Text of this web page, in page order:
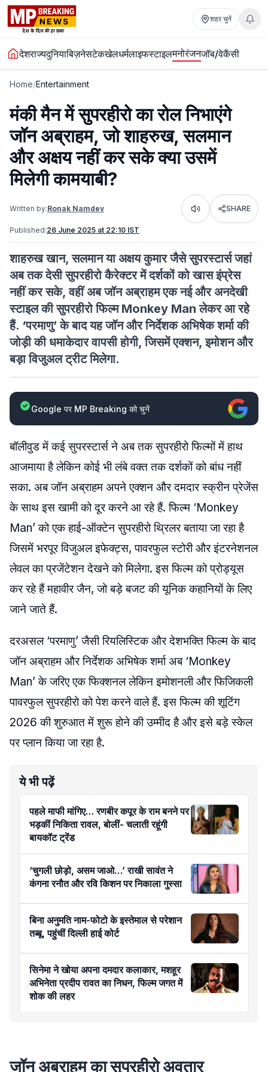
शहर चुनें
देशराज्यदुनियाबिज़नेसटेकखेलधर्मलाइफस्टाइलमनोरंजनजॉब/वेकैंसी
Home/Entertainment
मंकी मैन में सुपरहीरो का रोल निभाएंगे
जॉन अब्राहम, जो शाहरुख, सलमान
और अक्षय नहीं कर सके क्या उसमें
मिलेगी कामयाबी?
Written by:Ronak Namdev Listen SHARE
Published:26 June 2025 at 22:10 IST
शाहरुख खान, सलमान या अक्षय कुमार जैसे सुपरस्टार्स जहां
अब तक देसी सुपरहीरो कैरेक्टर में दर्शकों को खास इंप्रेस
नहीं कर सके, वहीं अब जॉन अब्राहम एक नई और अनदेखी
स्टाइल की सुपरहीरो फिल्म Monkey Man लेकर आ रहे
हैं. ‘परमाणु’ के बाद यह जॉन और निर्देशक अभिषेक शर्मा की
जोड़ी की धमाकेदार वापसी होगी, जिसमें एक्शन, इमोशन और
बड़ा विजुअल ट्रीट मिलेगा.
Google पर MP Breaking को चुनें
बॉलीवुड में कई सुपरस्टार्स ने अब तक सुपरहीरो फिल्मों में हाथ
आजमाया है लेकिन कोई भी लंबे वक्त तक दर्शकों को बांध नहीं
सका. अब जॉन अब्राहम अपने एक्शन और दमदार स्क्रीन प्रेजेंस
के साथ इस खामी को दूर करने आ रहे हैं. फिल्म ‘Monkey
Man’ को एक हाई-ऑक्टेन सुपरहीरो थ्रिलर बताया जा रहा है
जिसमें भरपूर विजुअल इफेक्ट्स, पावरफुल स्टोरी और इंटरनेशनल
लेवल का प्रजेंटेशन देखने को मिलेगा. इस फिल्म को प्रोड्यूस
कर रहे हैं महावीर जैन, जो बड़े बजट की यूनिक कहानियों के लिए
जाने जाते हैं.
दरअसल ‘परमाणु’ जैसी रियलिस्टिक और देशभक्ति फिल्म के बाद
जॉन अब्राहम और निर्देशक अभिषेक शर्मा अब ‘Monkey
Man’ के जरिए एक फिक्शनल लेकिन इमोशनली और फिजिकली
पावरफुल सुपरहीरो को पेश करने वाले हैं. इस फिल्म की शूटिंग
2026 की शुरुआत में शुरू होने की उम्मीद है और इसे बड़े स्केल
पर प्लान किया जा रहा है.
ये भी पढ़ें
पहले माफी मांगिए… रणबीर कपूर के राम बनने पर
भड़कीं निकिता रावल, बोलीं- चलाती रहूंगी
बायकॉट ट्रेंड
‘चुगली छोड़ो, असम जाओ…’ राखी सावंत ने
कंगना रनौत और रवि किशन पर निकाला गुस्सा
बिना अनुमति नाम-फोटो के इस्तेमाल से परेशान
तब्बू, पहुंचीं दिल्ली हाई कोर्ट
सिनेमा ने खोया अपना दमदार कलाकार, मशहूर
अभिनेता प्रदीप रावत का निधन, फिल्म जगत में
शोक की लहर
जॉन अब्राहम का सुपरहीरो अवतार